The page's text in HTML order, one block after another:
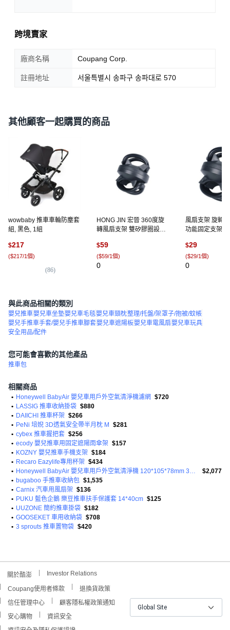
跨境賣家
廠商名稱 Coupang Corp.
註冊地址 서울특별시 송파구 송파대로 570
其他顧客一起購買的商品
wowbaby 推車車輪防塵套
組, 黑色, 1組
$217
($217/1個)
(86)
HONG JIN 宏晉 360度旋
轉風扇支架 雙矽膠圈設計
車 行李箱 通用 免工具 快
拆安裝, 1個, 黑
$59
($59/1個)
0
風扇支架 旋轉
功能固定支架
車/推車配件, 黑
$29
($29/1個)
0
與此商品相關的類別
嬰兒推車嬰兒車坐墊嬰兒車毛毯嬰兒車頸枕整理/托盤/架罩子/抱被/蚊帳
嬰兒手推車手套/嬰兒手推車腳套嬰兒車遮陽板嬰兒車電風扇嬰兒車玩具
安全用品/配件
您可能會喜歡的其他產品
推車包
相關商品
• Honeywell BabyAir 嬰兒車用戶外空氣清淨機濾網
$720
• LASSIG 推車收納掛袋 $880
• DAIICHI 推車杯架 $266
• PeNi 培婗 3D透氣安全帶半月枕 M
$281
• cybex 推車握把套 $256
• ecody 嬰兒推車用固定遮陽雨傘架 $157
• KOZNY 嬰兒推車手機支架 $184
• Recaro Eazylife專用杯架 $434
•
Honeywell BabyAir 嬰兒車用戶外空氣清淨機 120*105*78mm 300g
$2,077
• bugaboo 手推車收納包 $1,535
• Carnix 汽車用風扇架 $136
• PUKU 藍色企鵝 樂豆推車扶手保護套 14*40cm $125
• UUZONE 簡約推車掛袋 $182
• GOOSEKET 車用收納袋 $708
• 3 sprouts 推車置物袋 $420
關於酷澎 Investor Relations
Coupang使用者條款
退換貨政策
信任管理中心
顧客隱私權政策通知
安心購物
資訊安全
Global Site